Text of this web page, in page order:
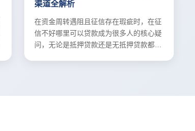
渠道全解析
在资金周转遇阻且征信存在瑕疵时，在征
信不好哪里可以贷款成为很多人的核心疑
问，无论是抵押贷款还是无抵押贷款都有